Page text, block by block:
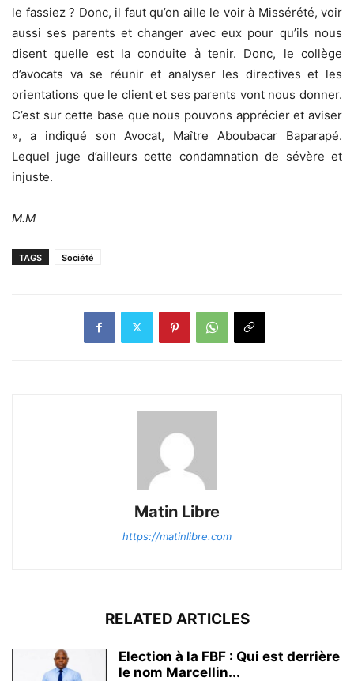
le fassiez ? Donc, il faut qu’on aille le voir à Missérété, voir
aussi ses parents et changer avec eux pour qu’ils nous
disent quelle est la conduite à tenir. Donc, le collège
d’avocats va se réunir et analyser les directives et les
orientations que le client et ses parents vont nous donner.
C’est sur cette base que nous pouvons apprécier et aviser
», a indiqué son Avocat, Maître Aboubacar Baparapé.
Lequel juge d’ailleurs cette condamnation de sévère et
injuste.
M.M
TAGS Société
Matin Libre
https://matinlibre.com
RELATED ARTICLES
Election à la FBF : Qui est derrière
le nom Marcellin...